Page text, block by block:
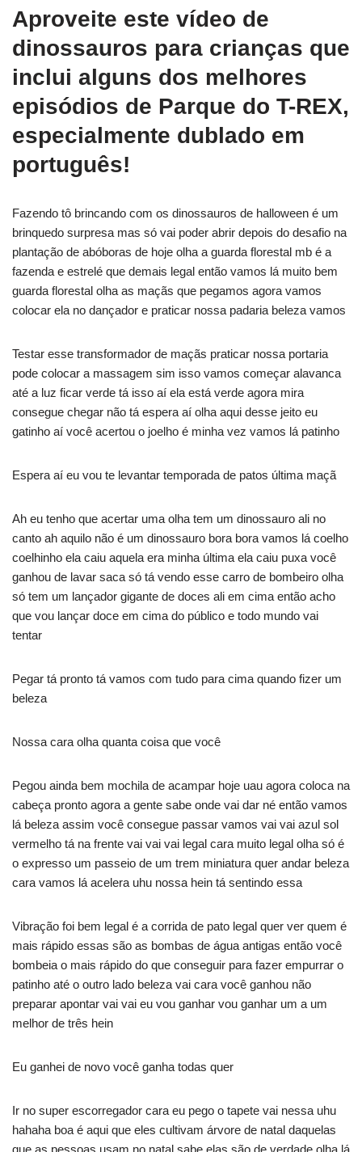
Aproveite este vídeo de
dinossauros para crianças que
inclui alguns dos melhores
episódios de Parque do T-REX,
especialmente dublado em
português!
Fazendo tô brincando com os dinossauros de halloween é um
brinquedo surpresa mas só vai poder abrir depois do desafio na
plantação de abóboras de hoje olha a guarda florestal mb é a
fazenda e estrelé que demais legal então vamos lá muito bem
guarda florestal olha as maçãs que pegamos agora vamos
colocar ela no dançador e praticar nossa padaria beleza vamos
Testar esse transformador de maçãs praticar nossa portaria
pode colocar a massagem sim isso vamos começar alavanca
até a luz ficar verde tá isso aí ela está verde agora mira
consegue chegar não tá espera aí olha aqui desse jeito eu
gatinho aí você acertou o joelho é minha vez vamos lá patinho
Espera aí eu vou te levantar temporada de patos última maçã
Ah eu tenho que acertar uma olha tem um dinossauro ali no
canto ah aquilo não é um dinossauro bora bora vamos lá coelho
coelhinho ela caiu aquela era minha última ela caiu puxa você
ganhou de lavar saca só tá vendo esse carro de bombeiro olha
só tem um lançador gigante de doces ali em cima então acho
que vou lançar doce em cima do público e todo mundo vai
tentar
Pegar tá pronto tá vamos com tudo para cima quando fizer um
beleza
Nossa cara olha quanta coisa que você
Pegou ainda bem mochila de acampar hoje uau agora coloca na
cabeça pronto agora a gente sabe onde vai dar né então vamos
lá beleza assim você consegue passar vamos vai vai azul sol
vermelho tá na frente vai vai vai legal cara muito legal olha só é
o expresso um passeio de um trem miniatura quer andar beleza
cara vamos lá acelera uhu nossa hein tá sentindo essa
Vibração foi bem legal é a corrida de pato legal quer ver quem é
mais rápido essas são as bombas de água antigas então você
bombeia o mais rápido do que conseguir para fazer empurrar o
patinho até o outro lado beleza vai cara você ganhou não
preparar apontar vai vai eu vou ganhar vou ganhar um a um
melhor de três hein
Eu ganhei de novo você ganha todas quer
Ir no super escorregador cara eu pego o tapete vai nessa uhu
hahaha boa é aqui que eles cultivam árvore de natal daquelas
que as pessoas usam no natal sabe elas são de verdade olha lá